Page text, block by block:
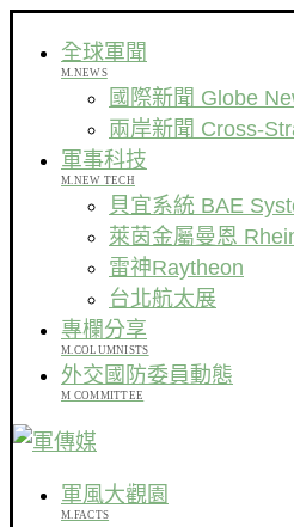
全球軍聞
M.NEWS
國際新聞 Globe
兩岸新聞 Cross-
軍事科技
M.NEW TECH
貝宜系統 BAE
萊茵金屬曼恩
雷神Raytheon
台北航太展
專欄分享
M.COLUMNISTS
外交國防委員動態
M COMMITTEE
軍風大觀園
M.FACTS